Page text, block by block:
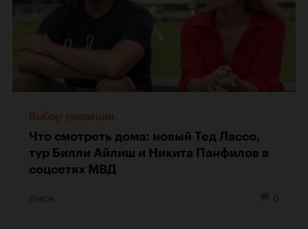
Выбор редакции
Что смотреть дома: новый Тед Лассо,
тур Билли Айлиш и Никита Панфилов в
соцсетях МВД